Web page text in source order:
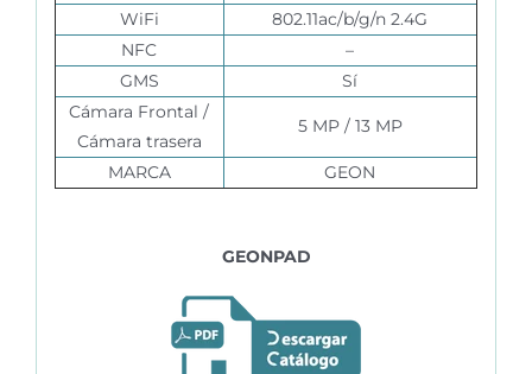
WiFi
802.11ac/b/g/n 2.4G
NFC
–
GMS
Sí
Cámara Frontal /
Cámara trasera
5 MP / 13 MP
MARCA GEON
GEONPAD